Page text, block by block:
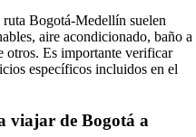
ruta Bogotá-Medellín suelen
aire acondicionado, baño a
otros. Es importante verificar
específicos incluidos en el
viajar de Bogotá a